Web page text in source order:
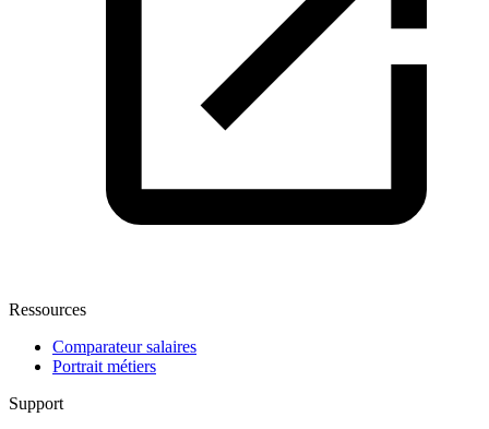
Ressources
Comparateur salaires
Portrait métiers
Support